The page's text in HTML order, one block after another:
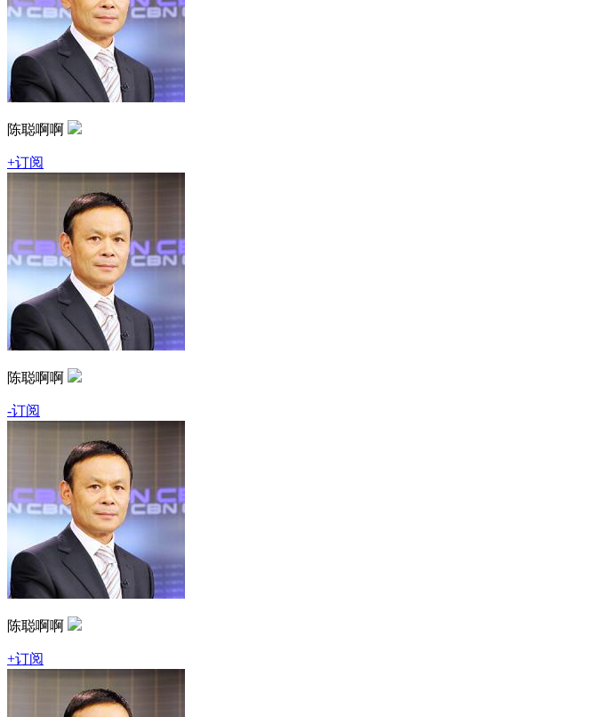
陈聪啊啊
+订阅
陈聪啊啊
-订阅
陈聪啊啊
+订阅